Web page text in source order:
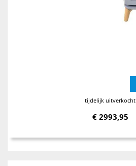
tijdelijk uitverkocht
€ 2993,95